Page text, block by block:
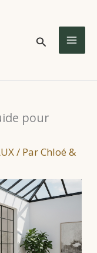
Rechercher
pour
/ ParChloé &